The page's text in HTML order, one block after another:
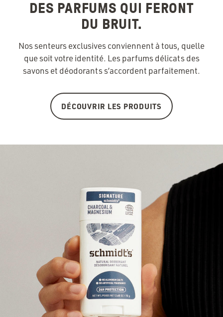
DES PARFUMS QUI FERONT
DU BRUIT.
Nos senteurs exclusives conviennent à tous, quelle
que soit votre identité. Les parfums délicats des
savons et déodorants s’accordent parfaitement.
DÉCOUVRIR LES PRODUITS